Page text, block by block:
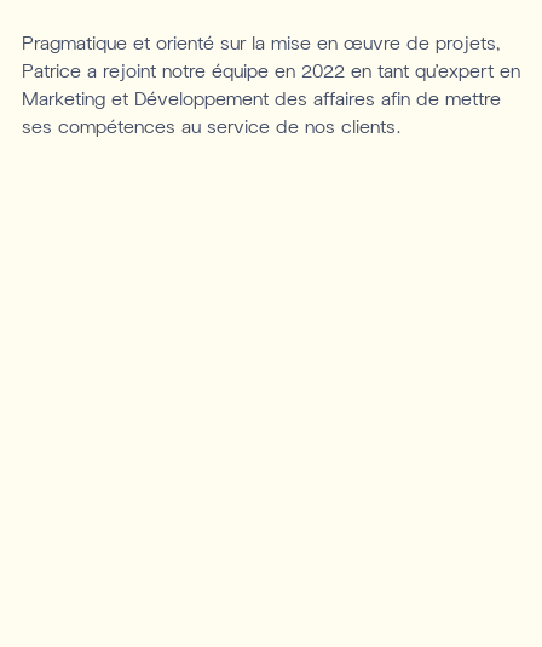
Pragmatique et orienté sur la mise en œuvre de projets,
Patrice a rejoint notre équipe en 2022 en tant qu'expert en
Marketing et Développement des affaires afin de mettre
ses compétences au service de nos clients.